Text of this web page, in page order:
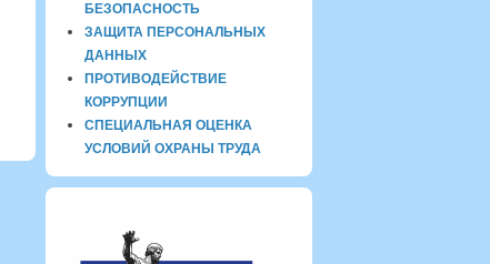
БЕЗОПАСНОСТЬ
ЗАЩИТА ПЕРСОНАЛЬНЫХ
ДАННЫХ
ПРОТИВОДЕЙСТВИЕ
КОРРУПЦИИ
СПЕЦИАЛЬНАЯ ОЦЕНКА
УСЛОВИЙ ОХРАНЫ ТРУДА